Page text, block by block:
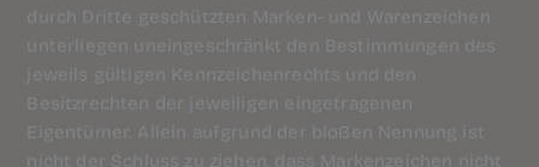
durch Dritte geschützten Marken- und Warenzeichen
unterliegen uneingeschränkt den Bestimmungen des
jeweils gültigen Kennzeichenrechts und den
Besitzrechten der jeweiligen eingetragenen
Eigentümer. Allein aufgrund der bloßen Nennung ist
nicht der Schluss zu ziehen, dass Markenzeichen nicht